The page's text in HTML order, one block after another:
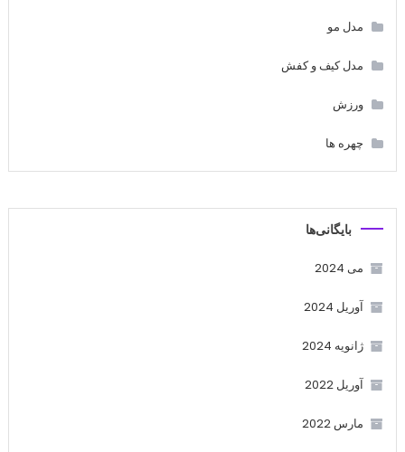
مدل مو
مدل کیف و کفش
ورزش
چهره ها
بایگانی‌ها
می 2024
آوریل 2024
ژانویه 2024
آوریل 2022
مارس 2022